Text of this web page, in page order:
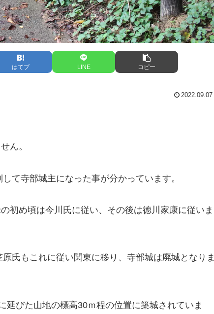
はてブ LINE コピー
2022.09.07
ん。
て寺部城主になった事が分かっています。
初め頃は今川氏に従い、その後は徳川家康に従いま
氏もこれに従い関東に移り、寺部城は廃城となりま
びた山地の標高30ｍ程の位置に築城されていま